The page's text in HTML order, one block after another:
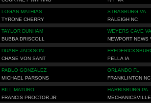
LOGAN MATHIAS
STRASBURG VA
TYRONE CHERRY RALEIGH NC
TAYLOR DUNHAM
WEYERS CAVE VA
BUBBA DRISCOLL NEWPORT NEWS
DUANE JACKSON
CHASE VON SANT PELLA IA
PABLO GONZALEZ
ORLANDO FL
MICHAEL PARSONS FRANKLINTON NC
BILL MATURO
HARRISBURG PA
FRANCIS PROCTOR JR